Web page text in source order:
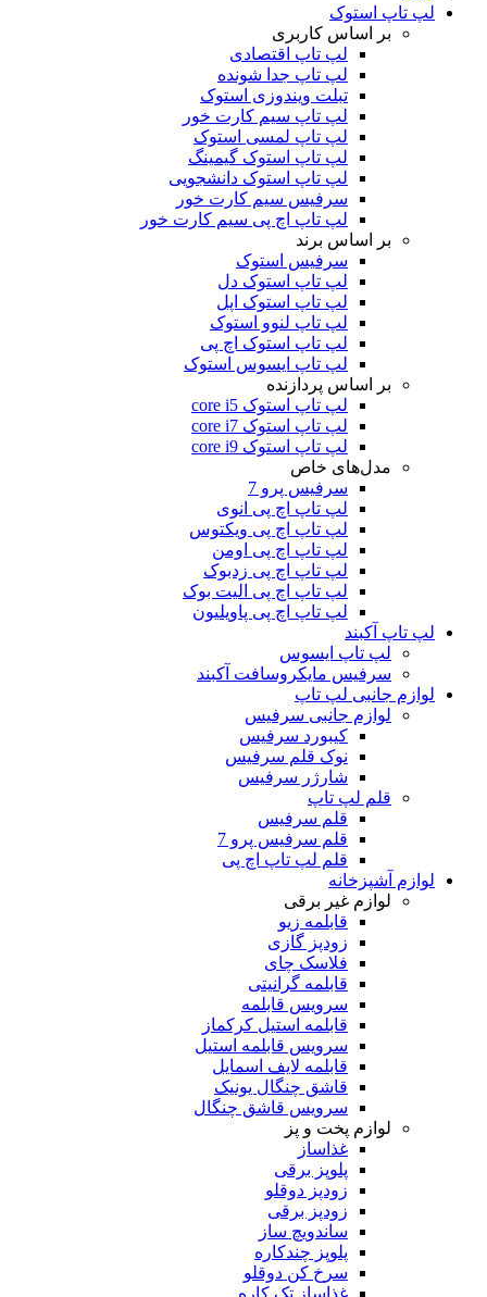
لپ تاپ استوک
بر اساس کاربری
لپ تاپ اقتصادی
لپ تاپ جدا شونده
تبلت ویندوزی استوک
لپ تاپ سیم کارت خور
لپ تاپ لمسی استوک
لپ تاپ استوک گیمینگ
لپ تاپ استوک دانشجویی
سرفیس سیم کارت خور
لپ تاپ اچ پی سیم کارت خور
بر اساس برند
سرفیس استوک
لپ تاپ استوک دل
لپ تاپ استوک اپل
لپ تاپ لنوو استوک
لپ تاپ استوک اچ پی
لپ تاپ ایسوس استوک
بر اساس پردازنده
لپ تاپ استوک core i5
لپ تاپ استوک core i7
لپ تاپ استوک core i9
مدل‌های خاص
سرفیس پرو 7
لپ تاپ اچ پی انوی
لپ تاپ اچ پی ویکتوس
لپ تاپ اچ پی اومن
لپ تاپ اچ پی زدبوک
لپ تاپ اچ پی الیت بوک
لپ تاپ اچ پی پاویلیون
لپ تاپ آکبند
لپ تاپ ایسوس
سرفیس مایکروسافت آکبند
لوازم جانبی لپ تاپ
لوازم جانبی سرفیس
کیبورد سرفیس
نوک قلم سرفیس
شارژر سرفیس
قلم لپ تاپ
قلم سرفیس
قلم سرفیس پرو 7
قلم لپ تاپ اچ پی
لوازم آشپزخانه
لوازم غیر برقی
قابلمه زیو
زودپز گازی
فلاسک چای
قابلمه گرانیتی
سرویس قابلمه
قابلمه استیل کرکماز
سرویس قابلمه استیل
قابلمه لایف اسمایل
قاشق چنگال یونیک
سرویس قاشق چنگال
لوازم پخت و پز
غذاساز
پلوپز برقی
زودپز دوقلو
زودپز برقی
ساندویچ ساز
پلوپز چندکاره
سرخ کن دوقلو
غذاساز تک کاره